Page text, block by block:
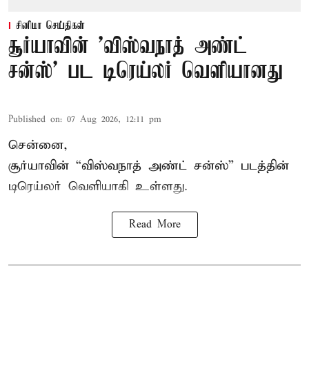
சினிமா செய்திகள்
சூர்யாவின் 'விஸ்வநாத் அண்ட்
சன்ஸ்' பட டிரெய்லர் வெளியானது
Published on: 07 Aug 2026, 12:11 pm
சென்னை,
சூர்யாவின் “விஸ்வநாத் அண்ட் சன்ஸ்” படத்தின்
டிரெய்லர் வெளியாகி உள்ளது.
Read More